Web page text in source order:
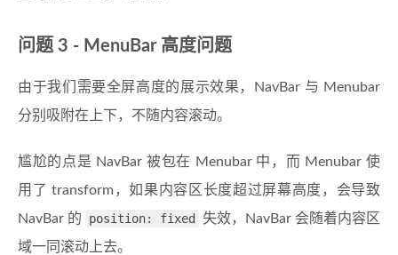
问题 3 - MenuBar 高度问题
由于我们需要全屏高度的展示效果，NavBar 与 Menubar
分别吸附在上下，不随内容滚动。
尴尬的点是 NavBar 被包在 Menubar 中，而 Menubar 使
用了 transform，如果内容区长度超过屏幕高度，会导致
NavBar 的
position: fixed 失效，NavBar 会随着内容区
域一同滚动上去。